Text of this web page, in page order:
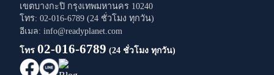
เขตบางกะปิ กรุงเทพมหานคร 10240
โทร: 02-016-6789 (24 ชั่วโมง ทุกวัน)
อีเมล: info@readyplanet.com
โทร 02-016-6789 (24 ชั่วโมง ทุกวัน)